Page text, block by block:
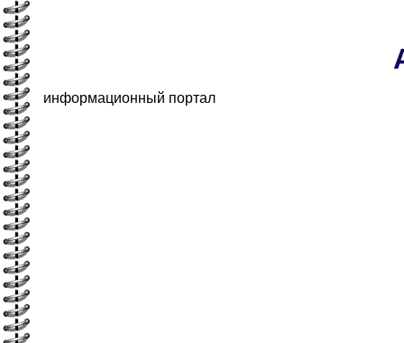
информационный портал